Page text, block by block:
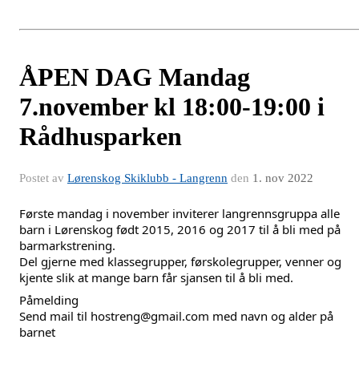
ÅPEN DAG Mandag
7.november kl 18:00-19:00 i
Rådhusparken
Postet av Lørenskog Skiklubb - Langrenn den 1. nov 2022
Første mandag i november inviterer langrennsgruppa alle
barn i Lørenskog født 2015, 2016 og 2017 til å bli med på
barmarkstrening.
Del gjerne med klassegrupper, førskolegrupper, venner og
kjente slik at mange barn får sjansen til å bli med.
Påmelding
Send mail til hostreng@gmail.com med navn og alder på
barnet